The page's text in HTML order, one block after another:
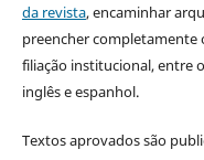
da revista, encaminhar
preencher completamente
filiação institucional, entre
inglês e espanhol.
Textos aprovados são